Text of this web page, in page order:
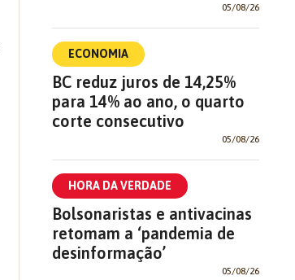
05/08/26
ECONOMIA
BC reduz juros de 14,25%
para 14% ao ano, o quarto
corte consecutivo
05/08/26
HORA DA VERDADE
Bolsonaristas e antivacinas
retomam a ‘pandemia de
desinformação’
05/08/26